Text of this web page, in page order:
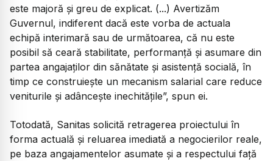
este majoră și greu de explicat. (...) Avertizăm
Guvernul, indiferent dacă este vorba de actuala
echipă interimară sau de următoarea, că nu este
posibil să ceară stabilitate, performanță și asumare din
partea angajaților din sănătate și asistență socială, în
timp ce construiește un mecanism salarial care reduce
veniturile și adâncește inechitățile”, spun ei.
Totodată, Sanitas solicită retragerea proiectului în
forma actuală și reluarea imediată a negocierilor reale,
pe baza angajamentelor asumate și a respectului față